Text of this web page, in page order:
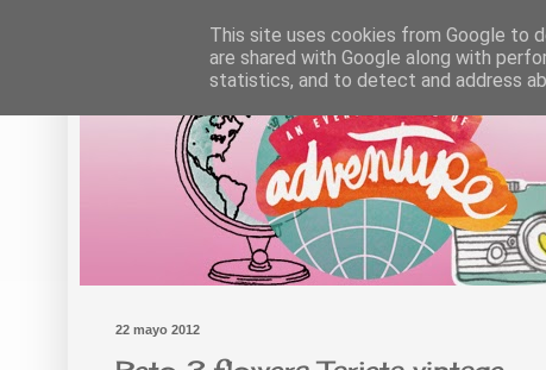
22 mayo 2012
This site uses cookies from Google to
are shared with Google along with
statistics, and to detect and address